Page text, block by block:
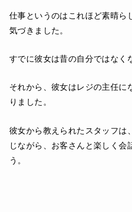
仕事というのはこれほど素晴ら
気づきました。
すでに彼女は昔の自分ではなく
それから、彼女はレジの主任に
りました。
彼女から教えられたスタッフは
じながら、お客さんと楽しく会
う。